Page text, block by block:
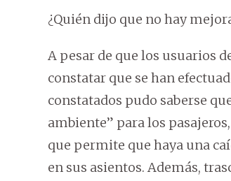
¿Quién dijo que no hay
A pesar de que los usuarios
constatar que se han
constatados pudo saberse
ambiente” para los
que permite que haya una
en sus asientos. Además,